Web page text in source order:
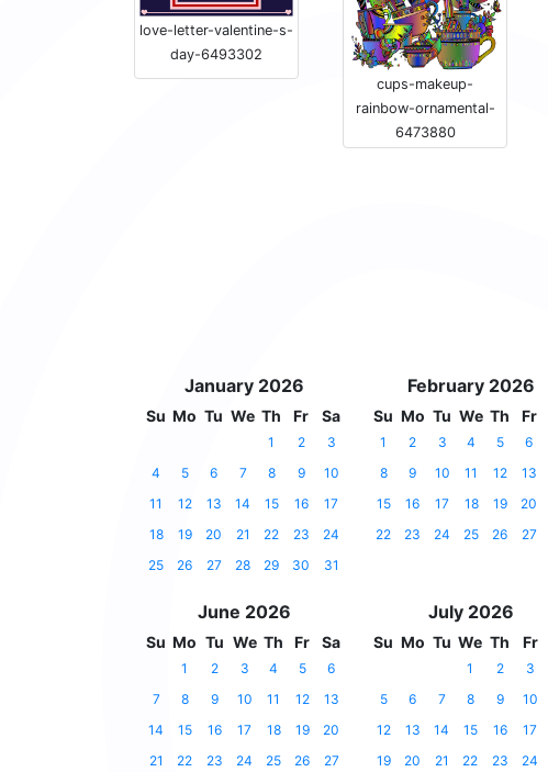
love-letter-valentine-s-
day-6493302
cups-makeup-
rainbow-ornamental-
6473880
January 2026
Su Mo Tu We Th Fr Sa
1 2
3
4
5 6 7 8 9
10
11
12 13 14 15 16
17
18
19 20 21 22 23
24
25
26 27 28 29 30 31
February 2026
Su Mo Tu We Th Fr
1 2 3 4 5 6
8
9 10 11 12 13
15
16 17 18 19 20
22
23 24 25 26 27
June 2026
Su Mo Tu We Th Fr Sa
1 2 3 4 5
6
7
8 9 10 11 12
13
14
15 16 17 18 19
20
21
22 23 24 25 26
27
July 2026
Su Mo Tu We Th Fr
1 2 3
5
6 7 8 9 10
12
13 14 15 16 17
19
20 21 22 23 24